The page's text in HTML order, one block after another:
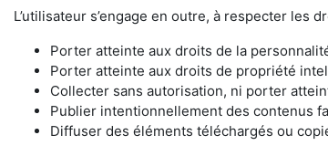
L’utilisateur s’engage en outre, à respecter les
Porter atteinte aux droits de la
Porter atteinte aux droits de propriété
Collecter sans autorisation, ni porter
Publier intentionnellement des contenus
Diffuser des éléments téléchargés ou